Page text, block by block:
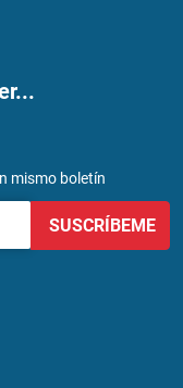
mismo boletín
SUSCRÍBEME